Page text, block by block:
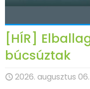
[HÍR]
búcsúztak
2026. augusztus 06.